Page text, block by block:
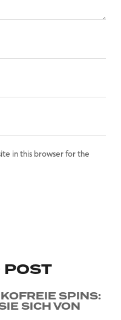
in this browser for the
POST
SPINS:
SICH VON